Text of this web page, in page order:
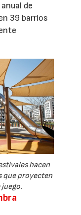
de
39 barrios
hacen
que proyecten
juego.